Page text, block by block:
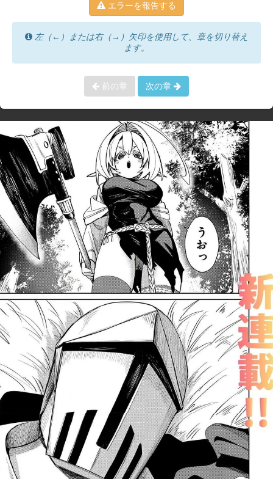
エラーを報告する
左（←）または右（→）矢印を使用して、章を切り替え
ます。
前の章 次の章